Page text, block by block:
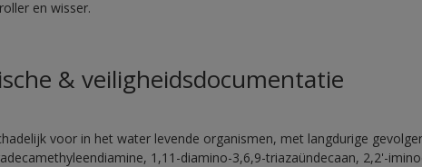
en wisser.
& veiligheidsdocumentatie
voor in het water levende organismen, met langdurige
1,11-diamino-3,6,9-triazaündecaan, 2,2'-